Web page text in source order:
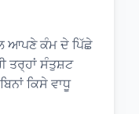
ਆਪਣੇ ਕੰਮ ਦੇ ਪਿੱਛੇ
ਤਰ੍ਹਾਂ ਸੰਤੁਸ਼ਟ
ਕਿਸੇ ਵਾਧੂ